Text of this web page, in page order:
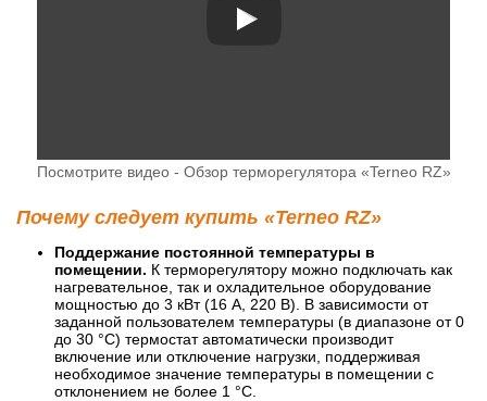
Посмотрите видео - Обзор терморегулятора «Terneo RZ»
Почему следует купить «Terneo RZ»
Поддержание постоянной температуры в
помещении. К терморегулятору можно подключать как
нагревательное, так и охладительное оборудование
мощностью до 3 кВт (16 А, 220 В). В зависимости от
заданной пользователем температуры (в диапазоне от 0
до 30 °С) термостат автоматически производит
включение или отключение нагрузки, поддерживая
необходимое значение температуры в помещении с
отклонением не более 1 °С.